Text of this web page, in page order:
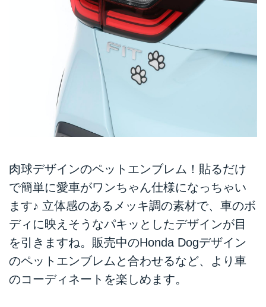
肉球デザインのペットエンブレム！貼るだけ
で簡単に愛車がワンちゃん仕様になっちゃい
ます♪ 立体感のあるメッキ調の素材で、車のボ
ディに映えそうなパキッとしたデザインが目
を引きますね。販売中のHonda Dogデザイン
のペットエンブレムと合わせるなど、より車
のコーディネートを楽しめます。